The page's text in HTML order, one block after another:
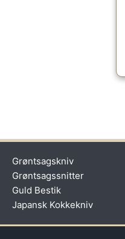
Grøntsagskniv
Grøntsagssnitter
Guld Bestik
Japansk Kokkekniv